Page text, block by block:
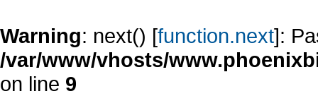
Warning: next() [function.next]:
/var/www/vhosts/
on line 9